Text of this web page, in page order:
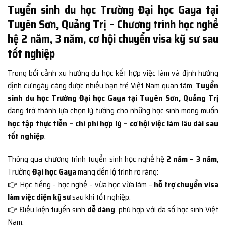
Tuyển sinh du học Trường Đại học Gaya tại
Tuyên Sơn, Quảng Trị – Chương trình học nghề
hệ 2 năm, 3 năm, cơ hội chuyển visa kỹ sư sau
tốt nghiệp
Trong bối cảnh xu hướng du học kết hợp việc làm và định hướng
định cư ngày càng được nhiều bạn trẻ Việt Nam quan tâm, Tuyển
sinh du học Trường Đại học Gaya tại Tuyên Sơn, Quảng Trị
đang trở thành lựa chọn lý tưởng cho những học sinh mong muốn
học tập thực tiễn – chi phí hợp lý – cơ hội việc làm lâu dài sau
tốt nghiệp.
Thông qua chương trình tuyển sinh học nghề hệ 2 năm – 3 năm,
TrườngĐại học Gayamang đến lộ trình rõ ràng:
👉 Học tiếng – học nghề – vừa học vừa làm – hỗ trợ chuyển visa
làm việc diện kỹ sưsau khi tốt nghiệp.
👉 Điều kiện tuyển sinh dễ dàng, phù hợp với đa số học sinh Việt
Nam.